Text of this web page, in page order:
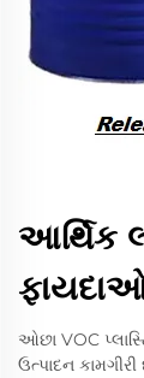
આર્થિક
ઓછા VOC
ઉત્પાદન